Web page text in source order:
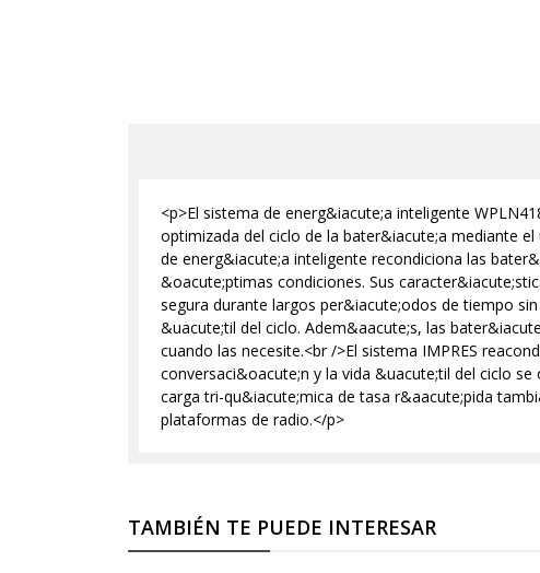
<p>El sistema de energ&iacute;a inteligente
optimizada del ciclo de la bater&iacute;a mediante
de energ&iacute;a inteligente recondiciona las
&oacute;ptimas condiciones. Sus
segura durante largos per&iacute;odos de tiempo
&uacute;til del ciclo. Adem&aacute;s, las
cuando las necesite.<br />El sistema IMPRES
conversaci&oacute;n y la vida &uacute;til del ciclo
carga tri-qu&iacute;mica de tasa r&aacute;pida
plataformas de radio.</p>
TAMBIÉN TE PUEDE INTERESAR